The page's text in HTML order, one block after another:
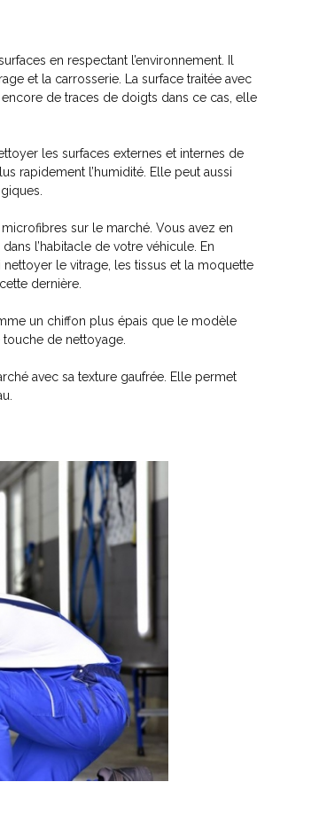
en respectant l’environnement. Il
et la carrosserie. La surface traitée avec
de traces de doigts dans ce cas, elle
les surfaces externes et internes de
rapidement l’humidité. Elle peut aussi
sur le marché. Vous avez en
l’habitacle de votre véhicule. En
le vitrage, les tissus et la moquette
dernière.
un chiffon plus épais que le modèle
de nettoyage.
avec sa texture gaufrée. Elle permet